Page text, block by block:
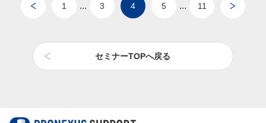
1 ... 3 4 5 ... 11
セミナーTOPへ戻る